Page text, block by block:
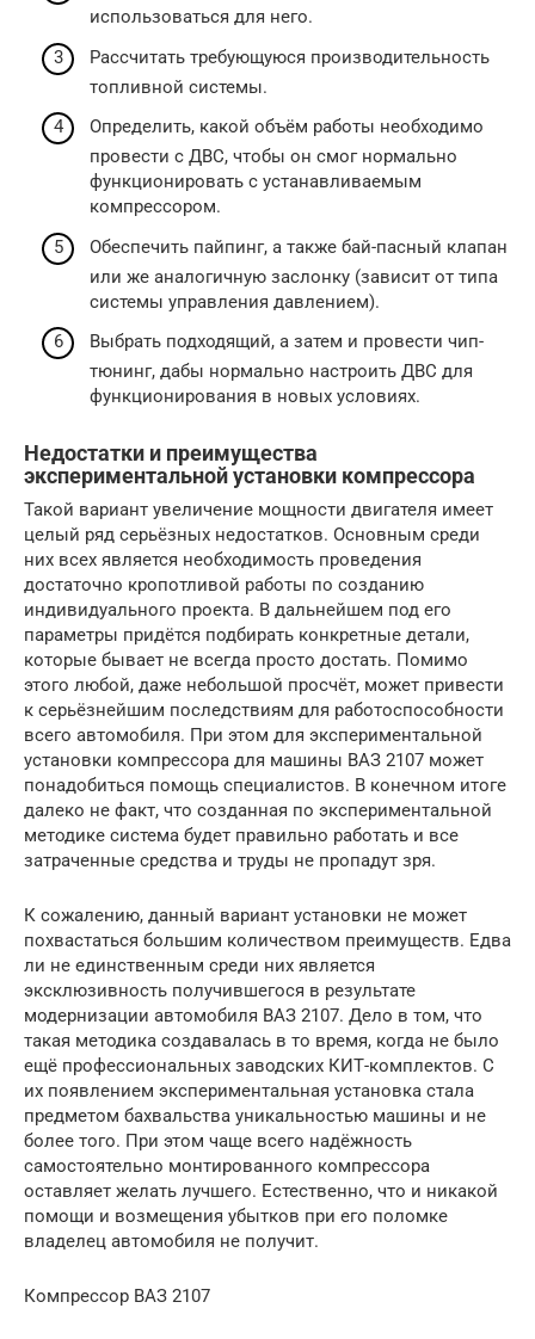
использоваться для него.
Рассчитать требующуюся производительность
топливной системы.
Определить, какой объём работы необходимо
провести с ДВС, чтобы он смог нормально
функционировать с устанавливаемым
компрессором.
Обеспечить пайпинг, а также бай-пасный клапан
или же аналогичную заслонку (зависит от типа
системы управления давлением).
Выбрать подходящий, а затем и провести чип-
тюнинг, дабы нормально настроить ДВС для
функционирования в новых условиях.
Недостатки и преимущества
экспериментальной установки компрессора
Такой вариант увеличение мощности двигателя имеет
целый ряд серьёзных недостатков. Основным среди
них всех является необходимость проведения
достаточно кропотливой работы по созданию
индивидуального проекта. В дальнейшем под его
параметры придётся подбирать конкретные детали,
которые бывает не всегда просто достать. Помимо
этого любой, даже небольшой просчёт, может привести
к серьёзнейшим последствиям для работоспособности
всего автомобиля. При этом для экспериментальной
установки компрессора для машины ВАЗ 2107 может
понадобиться помощь специалистов. В конечном итоге
далеко не факт, что созданная по экспериментальной
методике система будет правильно работать и все
затраченные средства и труды не пропадут зря.
К сожалению, данный вариант установки не может
похвастаться большим количеством преимуществ. Едва
ли не единственным среди них является
эксклюзивность получившегося в результате
модернизации автомобиля ВАЗ 2107. Дело в том, что
такая методика создавалась в то время, когда не было
ещё профессиональных заводских КИТ-комплектов. С
их появлением экспериментальная установка стала
предметом бахвальства уникальностью машины и не
более того. При этом чаще всего надёжность
самостоятельно монтированного компрессора
оставляет желать лучшего. Естественно, что и никакой
помощи и возмещения убытков при его поломке
владелец автомобиля не получит.
Компрессор ВАЗ 2107